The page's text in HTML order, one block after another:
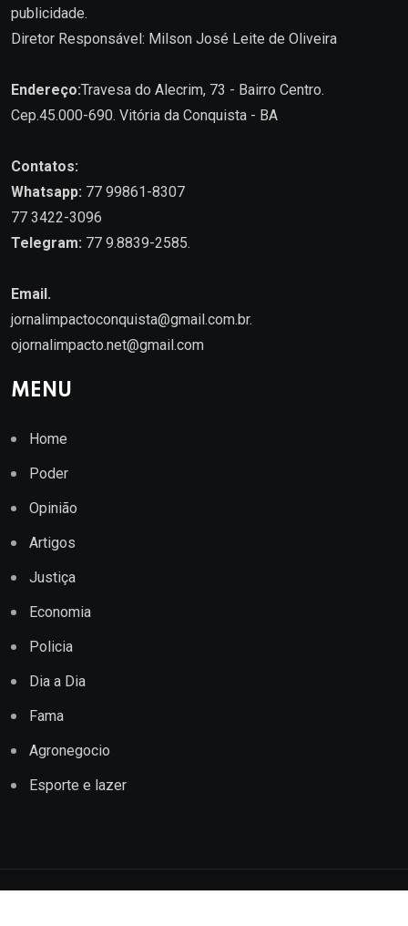
publicidade.
Diretor Responsável: Milson José Leite de Oliveira
Endereço:Travesa do Alecrim, 73 - Bairro Centro.
Cep.45.000-690. Vitória da Conquista - BA
Contatos:
Whatsapp: 77 99861-8307
77 3422-3096
Telegram: 77 9.8839-2585.
Email.
jornalimpactoconquista@gmail.com.br.
ojornalimpacto.net@gmail.com
MENU
Home
Poder
Opinião
Artigos
Justiça
Economia
Policia
Dia a Dia
Fama
Agronegocio
Esporte e lazer